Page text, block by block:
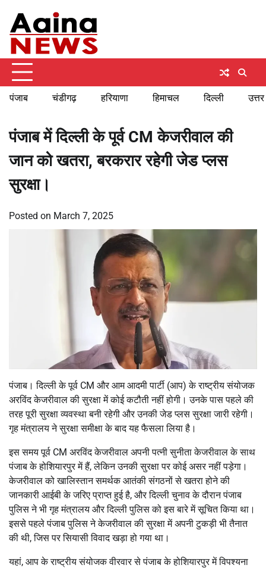
content
पंजाब चंडीगढ़ हरियाणा हिमाचल दिल्ली
पंजाब में दिल्ली के पूर्व CM केजरीवाल की
जान को खतरा, बरकरार रहेगी जेड प्लस
सुरक्षा।
Posted on March 7, 2025
पंजाब। दिल्ली के पूर्व CM और आम आदमी पार्टी (आप) के राष्ट्रीय संयोजक
अरविंद केजरीवाल की सुरक्षा में कोई कटौती नहीं होगी। उनके पास पहले की
तरह पूरी सुरक्षा व्यवस्था बनी रहेगी और उनकी जेड प्लस सुरक्षा जारी रहेगी।
गृह मंत्रालय ने सुरक्षा समीक्षा के बाद यह फैसला लिया है।
इस समय पूर्व CM अरविंद केजरीवाल अपनी पत्नी सुनीता केजरीवाल के साथ
पंजाब के होशियारपुर में हैं, लेकिन उनकी सुरक्षा पर कोई असर नहीं पड़ेगा।
केजरीवाल को खालिस्तान समर्थक आतंकी संगठनों से खतरा होने की
जानकारी आईबी के जरिए प्राप्त हुई है, और दिल्ली चुनाव के दौरान पंजाब
पुलिस ने भी गृह मंत्रालय और दिल्ली पुलिस को इस बारे में सूचित किया था।
इससे पहले पंजाब पुलिस ने केजरीवाल की सुरक्षा में अपनी टुकड़ी भी तैनात
की थी, जिस पर सियासी विवाद खड़ा हो गया था।
यहां, आप के राष्ट्रीय संयोजक वीरवार से पंजाब के होशियारपुर में विपश्यना